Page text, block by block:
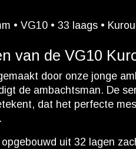
• VG10 • 33 laags •
van de VG10
door onze jonge
de ambachtsman. De
dat het perfecte
uit 32 lagen